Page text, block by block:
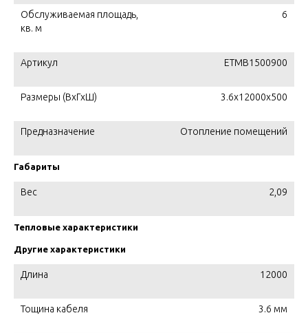
Обслуживаемая площадь,
кв. м
6
Артикул ETMB1500900
Размеры (ВхГхШ) 3.6х12000х500
Предназначение Отопление помещений
Габариты
Вес 2,09
Тепловые характеристики
Другие характеристики
Длина 12000
Тощина кабеля 3.6 мм